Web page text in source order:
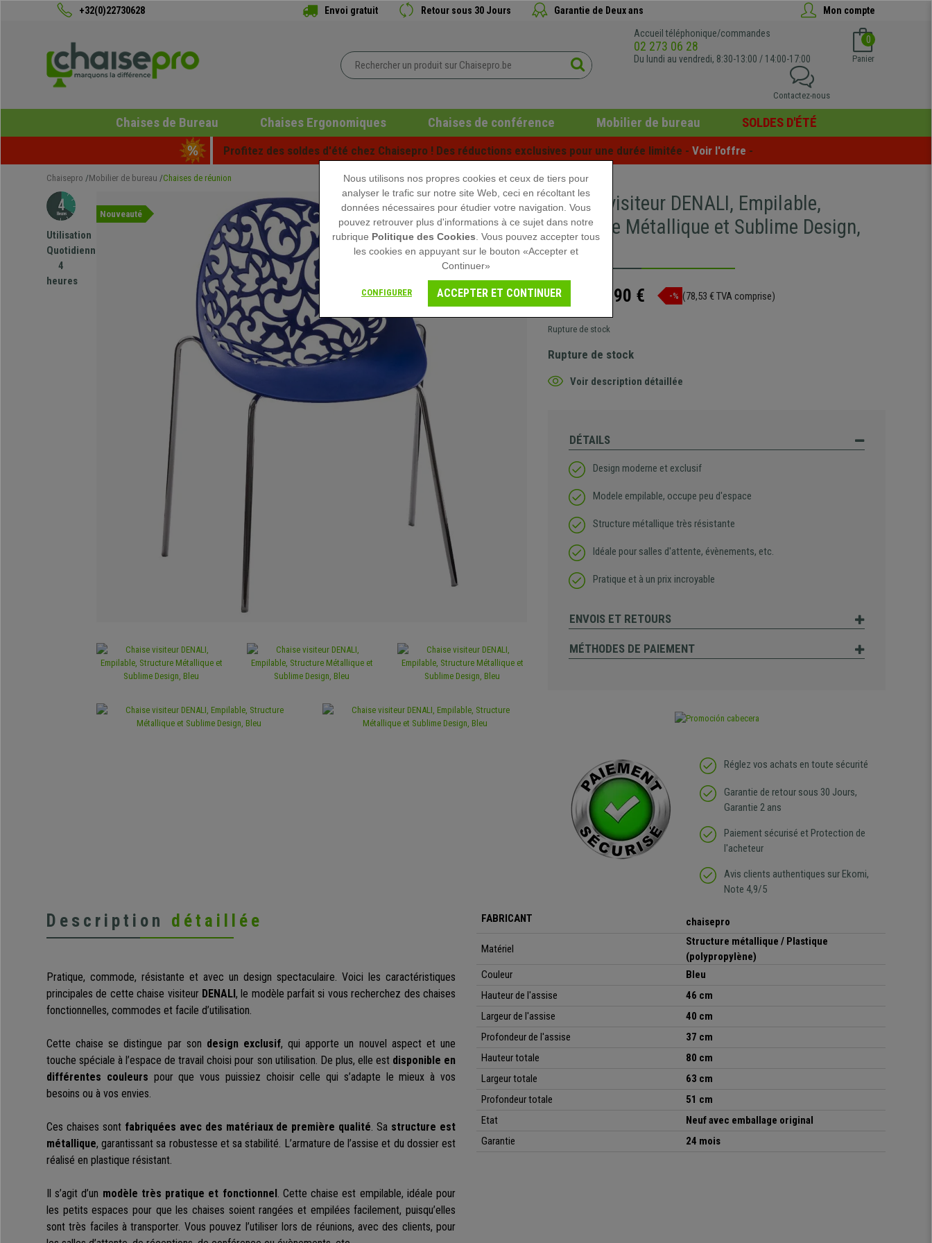
+32(0)22730628 Envoi gratuit Retour sous 30 Jours Garantie de Deux ans Mon compte
Accueil téléphonique/commandes
02 273 06 28
Du lundi au vendredi, 8:30-13:00 / 14:00-17:00
0
Panier
Contactez-nous
Chaises de Bureau Chaises Ergonomiques Chaises de conférence Mobilier de bureau SOLDES D'ÉTÉ
Profitez des soldes d'été chez Chaisepro ! Des réductions exclusives pour une durée limitée - Voir l'offre -
Chaisepro Mobilier de bureau Chaises de réunion
Utilisation
Quotidienne
4
heures
Nouveauté
Chaise visiteur DENALI, Empilable,
Structure Métallique et Sublime Design,
Bleu
99,90 € 64,90 € -% (78,53 € TVA comprise)
Rupture de stock
Rupture de stock
Voir description détaillée
DÉTAILS
Design moderne et exclusif
Modele empilable, occupe peu d'espace
Structure métallique très résistante
Idéale pour salles d'attente, évènements, etc.
Pratique et à un prix incroyable
ENVOIS ET RETOURS
MÉTHODES DE PAIEMENT
Réglez vos achats en toute sécurité
Garantie de retour sous 30 Jours,
Garantie 2 ans
Paiement sécurisé et Protection de
l'acheteur
Avis clients authentiques sur Ekomi,
Note 4,9/5
Description détaillée
Pratique, commode, résistante et avec un design spectaculaire. Voici les caractéristiques
principales de cette chaise visiteur DENALI, le modèle parfait si vous recherchez des chaises
fonctionnelles, commodes et facile d’utilisation.
Cette chaise se distingue par son design exclusif, qui apporte un nouvel aspect et une
touche spéciale à l’espace de travail choisi pour son utilisation. De plus, elle est disponible en
différentes couleurs pour que vous puissiez choisir celle qui s’adapte le mieux à vos
besoins ou à vos envies.
Ces chaises sont fabriquées avec des matériaux de première qualité. Sa structure est
métallique, garantissant sa robustesse et sa stabilité. L’armature de l’assise et du dossier est
réalisé en plastique résistant.
Il s’agit d’un modèle très pratique et fonctionnel. Cette chaise est empilable, idéale pour
les petits espaces pour que les chaises soient rangées et empilées facilement, puisqu’elles
sont très faciles à transporter. Vous pouvez l’utiliser lors de réunions, avec des clients, pour
FABRICANT chaisepro
Matériel
Structure métallique / Plastique
(polypropylène)
Couleur
Bleu
Hauteur de l'assise
46 cm
Largeur de l'assise
40 cm
Profondeur de l'assise
37 cm
Hauteurtotale
80 cm
Largeur totale
63 cm
Profondeurtotale
51 cm
Etat
Neuf avec emballage original
Garantie
24 mois
Nous utilisons nos propres cookies et ceux de tiers pour
analyser le trafic sur notre site Web, ceci en récoltant les
données nécessaires pour étudier votre navigation. Vous
pouvez retrouver plus d'informations à ce sujet dans notre
rubrique Politique des Cookies . Vous pouvez accepter tous
les cookies en appuyant sur le bouton «Accepter et
Continuer»
CONFIGURER ACCEPTER ET CONTINUER